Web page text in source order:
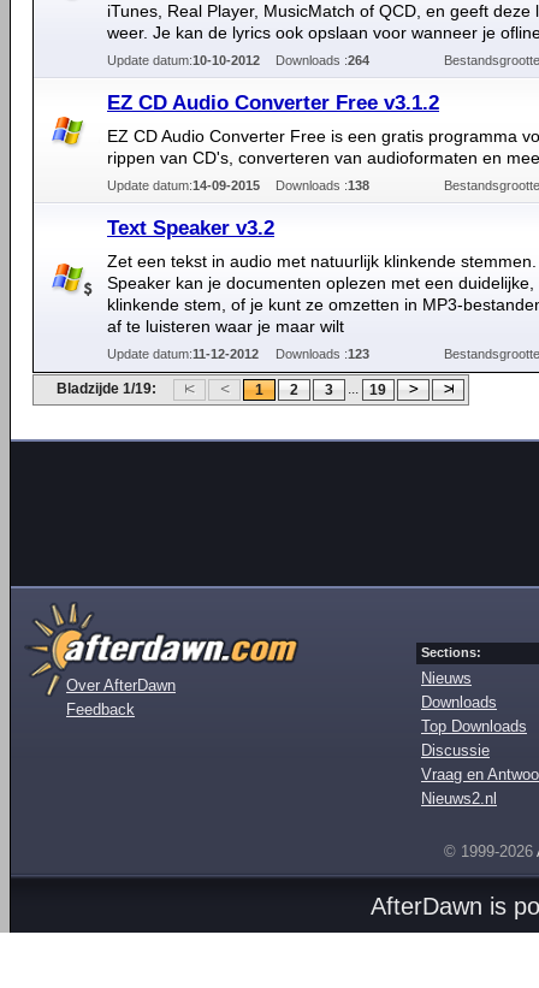
iTunes, Real Player, MusicMatch of QCD, en geeft deze
weer. Je kan de lyrics ook opslaan voor wanneer je
Update datum:10-10-2012 Downloads :264
EZ CD Audio Converter Free v3.1.2
EZ CD Audio Converter Free is een gratis programma
rippen van CD's, converteren van audioformaten en
Update datum:14-09-2015 Downloads :138
Text Speaker v3.2
Zet een tekst in audio met natuurlijk klinkende stemmen.
Speaker kan je documenten oplezen met een duidelijke,
klinkende stem, of je kunt ze omzetten in MP3-
af te luisteren waar je maar wilt
Update datum:11-12-2012 Downloads :123
Bladzijde 1/19: 1 2 3 ... 19
Over AfterDawn
Feedback
Sections:
Nieuws
Downloads
Top Downloads
Discussie
Vraag en
Nieuws2.nl
© 1999-2026
AfterDawn is